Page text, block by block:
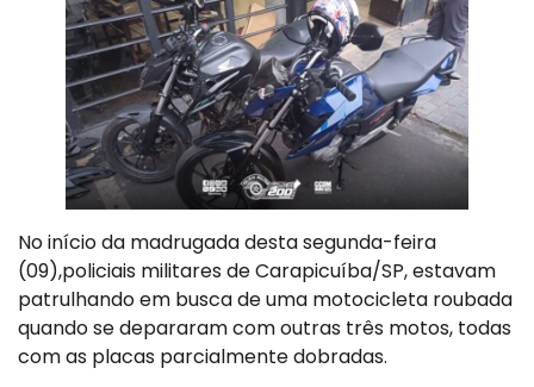
No início da madrugada desta segunda-feira
(09),policiais militares de Carapicuíba/SP, estavam
patrulhando em busca de uma motocicleta roubada
quando se depararam com outras três motos, todas
com as placas parcialmente dobradas.